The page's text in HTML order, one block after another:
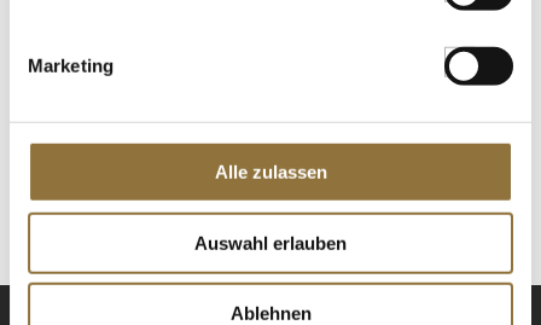
Marketing
Alle zulassen
Auswahl erlauben
Ablehnen
€ 10,95
€ 16,85/ kg
St.